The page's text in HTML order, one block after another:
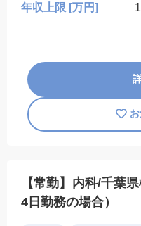
年収上限 [万円]
【常勤】内科/千葉
4日勤務の場合）